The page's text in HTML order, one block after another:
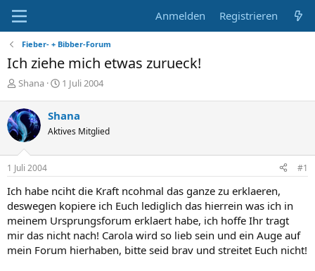
Anmelden Registrieren
Fieber- + Bibber-Forum
Ich ziehe mich etwas zurueck!
E
s
t
e
l
l
e
Shana
E
t
e
l
m
1 Juli 2004
Shana
Aktives Mitglied
1 Juli 2004 #1
Ich habe nciht die Kraft ncohmal das ganze zu erklaeren,
deswegen kopiere ich Euch lediglich das hierrein was ich in
meinem Ursprungsforum erklaert habe, ich hoffe Ihr tragt
mir das nicht nach! Carola wird so lieb sein und ein Auge auf
mein Forum hierhaben, bitte seid brav und streitet Euch nicht!